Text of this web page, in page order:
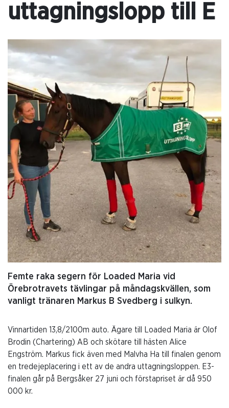
uttagningslopp till E
Femte raka segern för Loaded Maria vid
Örebrotravets tävlingar på måndagskvällen, som
vanligt tränaren Markus B Svedberg i sulkyn.
Vinnartiden 13,8/2100m auto. Ägare till Loaded Maria är Olof
Brodin (Chartering) AB och skötare till hästen Alice
Engström. Markus fick även med Malvha Ha till finalen genom
en tredejeplacering i ett av de andra uttagningsloppen. E3-
finalen går på Bergsåker 27 juni och förstapriset är då 950
000 kr.